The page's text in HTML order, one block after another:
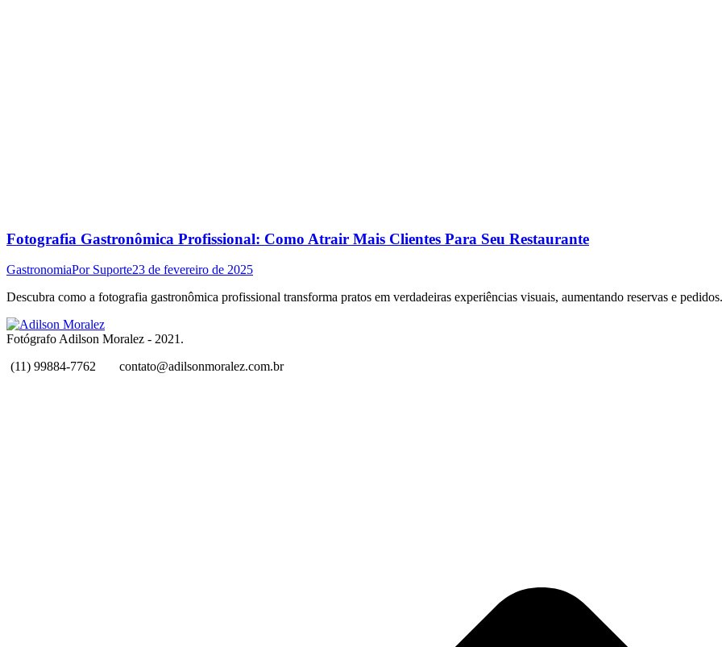
Fotografia Gastronômica Profissional: Como Atrair Mais Clientes Para Seu Restaurante
GastronomiaPor Suporte23 de fevereiro de 2025
Descubra como a fotografia gastronômica profissional transforma pratos em verdadeiras experiências visuais, aumentando reservas e
Fotógrafo Adilson Moralez - 2021.
(11) 99884-7762
contato@adilsonmoralez.com.br